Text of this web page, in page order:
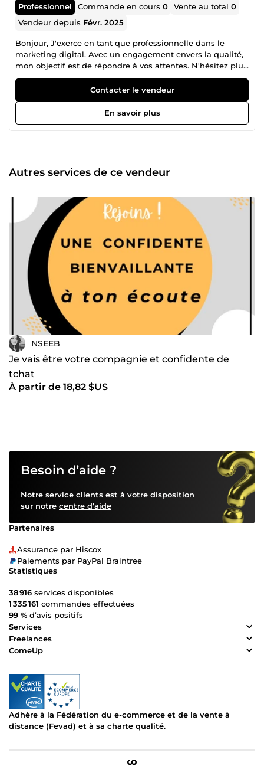
Professionnel Commande en cours0 Vente au total0
Vendeur depuis Févr. 2025
Bonjour, J'exerce en tant que professionnelle dans le
marketing digital. Avec un engagement envers la qualité,
mon objectif est de répondre à vos attentes. N'hésitez plus
à déléguer vos tâches. Je suis là pour vous aider à
améliorer vos contenus, votre image, votre entreprise. Pour
une collaboration réussie ! Je vous remercie pour votre
confiance. De plus, je vous propose également mes
services de coach et de confidente. Je mets à profit mes
Contacter le vendeur
En savoir plus
Autres services de ce vendeur
NSEEB
Je vais être votre compagnie et confidente de
tchat
À partir de 18,82 $US
Besoin d’aide ?
Notre service clients est à votre disposition
sur notre centre d’aide
Partenaires
Assurance par Hiscox
Paiements par PayPal Braintree
Statistiques
38 916 services disponibles
1 335 161 commandes effectuées
99 % d’avis positifs
Services
Freelances
ComeUp
Adhère à la Fédération du e-commerce et de la vente à
distance (Fevad) et à sa charte qualité.